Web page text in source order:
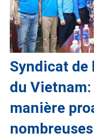
Syndicat
du
manière